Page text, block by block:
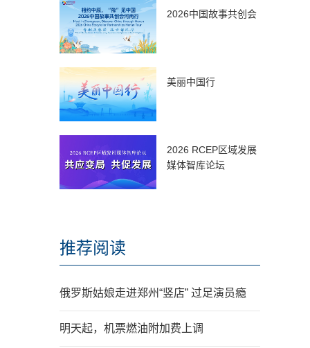
2026中国故事共创会
美丽中国行
2026 RCEP区域发展
媒体智库论坛
推荐阅读
俄罗斯姑娘走进郑州“竖店” 过足演员瘾
明天起，机票燃油附加费上调